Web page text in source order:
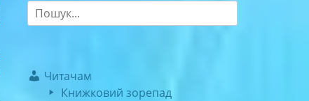
Search
for:
Читачам
Книжковий зорепад